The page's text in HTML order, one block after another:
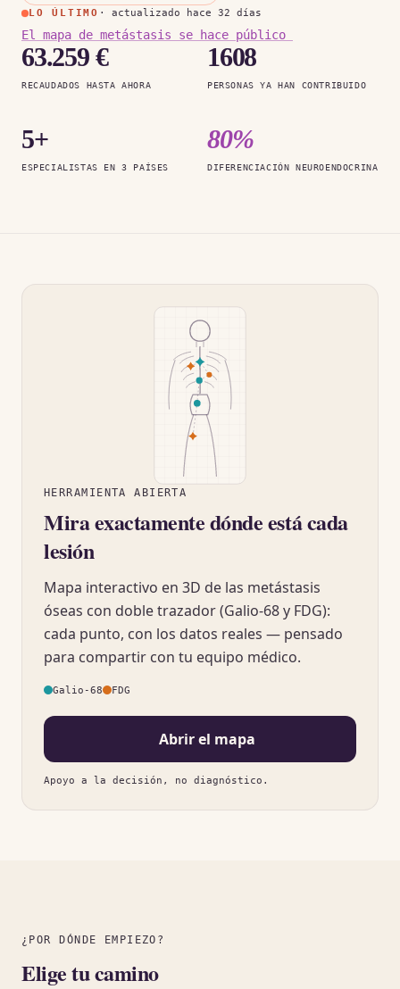
LO ÚLTIMO · actualizado hace 32 días
El mapa de metástasis se hace público
63.259 €
RECAUDADOS HASTA AHORA
1608
PERSONAS YA HAN CONTRIBUIDO
5+
ESPECIALISTAS EN 3 PAÍSES
80%
DIFERENCIACIÓN NEUROENDOCRINA
HERRAMIENTA ABIERTA
Mira exactamente dónde está cada
lesión
Mapa interactivo en 3D de las metástasis
óseas con doble trazador (Galio-68 y FDG):
cada punto, con los datos reales — pensado
para compartir con tu equipo médico.
Galio-68 FDG
Abrir el mapa
Apoyo a la decisión, no diagnóstico.
¿POR DÓNDE EMPIEZO?
Elige tu camino